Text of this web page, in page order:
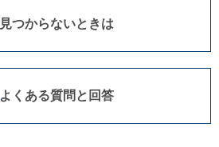
見つからないときは
よくある質問と回答